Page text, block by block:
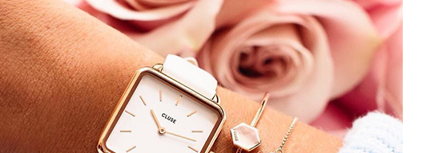
zegarkach
Cluse
La
Tetragone.
Poznaj
retro
odsłonę